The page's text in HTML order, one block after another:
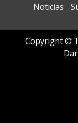
Noticias
Copyright ©